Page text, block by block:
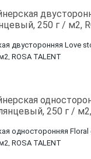
двусторонняя Love
ROSA TALENT
односторонняя Floral
ROSA TALENT